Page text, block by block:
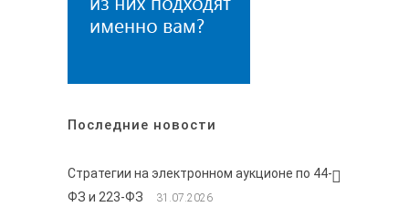
Последние новости
Стратегии на электронном аукционе по 44-
ФЗ и 223-ФЗ
31.07.2026